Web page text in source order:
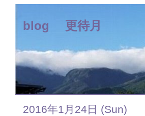
blog 更待月
2016年1月24日 (Sun)